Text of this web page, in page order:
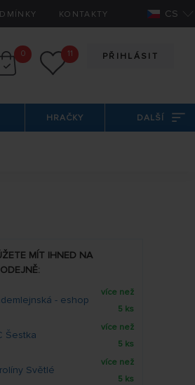
KONTAKTY CS
PŘIHLÁSIT
0 11
HRAČKY DALŠÍ
MÍT IHNED NA
- eshop
více než
5 ks
Šestka
více než
5 ks
Světlé
více než
5 ks